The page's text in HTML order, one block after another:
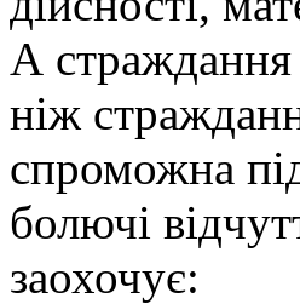
А страждання
ніж
спроможна
болючі
заохочує: